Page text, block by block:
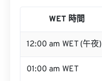
WET 時間
12:00 am WET (午夜)
01:00 am WET